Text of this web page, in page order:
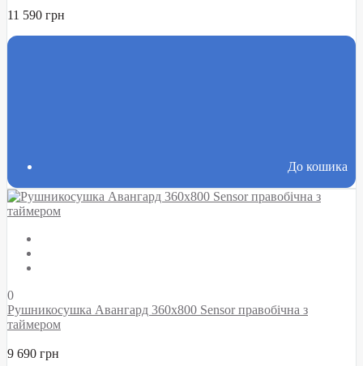
11 590 грн
До кошика
0
Рушникосушка Авангард 360х800 Sensor правобічна з
таймером
9 690 грн